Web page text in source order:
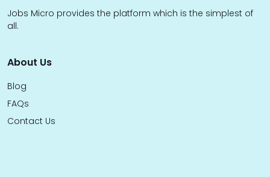
Jobs Micro provides the platform which is the simplest of
all.
About Us
Blog
FAQs
Contact Us